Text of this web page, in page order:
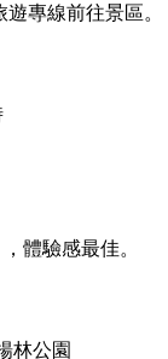
專線前往景區。
體驗感最佳。
林公園